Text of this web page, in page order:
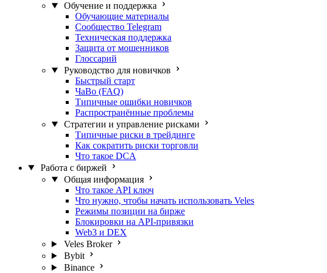
Обучение и поддержка
Обучающие материалы
Сообщество Telegram
Техническая поддержка
Защита от мошенников
Глоссарий
Руководство для новичков
Быстрый старт
ЧаВо (FAQ)
Типичные ошибки новичков
Распространённые проблемы
Стратегии и управление рисками
Типичные риски в трейдинге
Как сократить риски торговли
Что такое DCA
Работа с биржей
Общая информация
Что такое API ключ
Что нужно, чтобы начать использовать Veles
Режимы позиции на бирже
Блокировки на API-привязки
Web3 и DEX
Veles Broker
Bybit
Binance